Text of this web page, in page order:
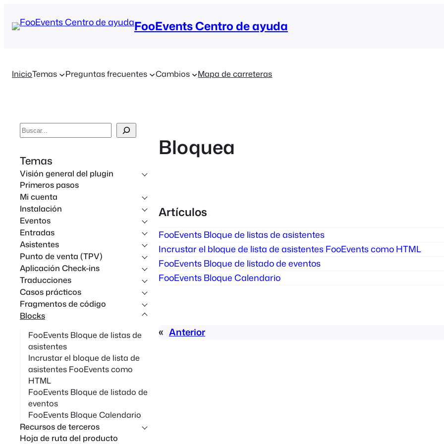
FooEvents Centro de ayuda
InicioTemas Preguntas frecuentes Cambios Mapa de carreteras
B
s
c
a
r
e
n
Temas
Visión general del plugin
Primeros pasos
Mi cuenta
Instalación
Eventos
Entradas
Asistentes
Punto de venta (TPV)
Aplicación Check-ins
Traducciones
Casos prácticos
Fragmentos de código
Blocks
FooEvents Bloque de listas de
asistentes
Incrustar el bloque de lista de
asistentes FooEvents como
HTML
FooEvents Bloque de listado de
eventos
FooEvents Bloque Calendario
Recursos de terceros
Hoja de ruta del producto
Bloquea
Artículos
FooEvents Bloque de listas de asistentes
Incrustar el bloque de lista de asistentes FooEvents como HTML
FooEvents Bloque de listado de eventos
FooEvents Bloque Calendario
« Anterior